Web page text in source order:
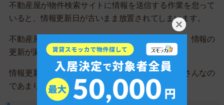
不動産屋が物件検索サイトに情報を送信する作業を怠って
いると、情報更新日が古いまま放置されてしまいます。
不動産屋は、多くの物件情報を管理しているので、情報の
更新が漏れてしまう可能性がゼロではありません。
情報更新を怠っている不動産屋は、情報管理がずさんなの
であまりおすすめしません。